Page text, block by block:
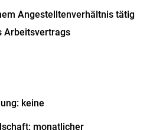
Angestelltenverhältnis tätig
Arbeitsvertrags
keine
monatlicher